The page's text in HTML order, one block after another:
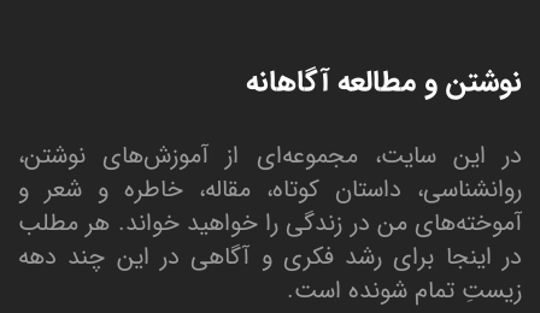
نوشتن و مطالعه آگاهانه
در این سایت، مجموعه‌ای از آموزش‌های نوشتن،
روانشناسی، داستان کوتاه، مقاله، خاطره و شعر و
آموخته‌های من در زندگی را خواهید خواند. هر مطلب
در اینجا برای رشد فکری و آگاهی در این چند دهه
زیستِ تمام شونده است.